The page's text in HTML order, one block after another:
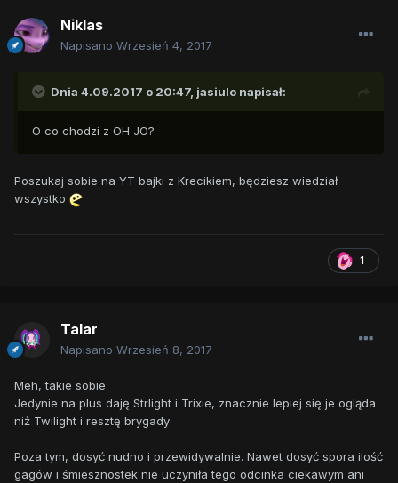
Niklas
Napisano Wrzesień 4, 2017
Dnia 4.09.2017 o 20:47, jasiulo napisał:
O co chodzi z OH JO?
Poszukaj sobie na YT bajki z Krecikiem, będziesz wiedział
wszystko
1
Talar
Napisano Wrzesień 8, 2017
Meh, takie sobie
Jedynie na plus daję Strlight i Trixie, znacznie lepiej się je ogląda
niż Twilight i resztę brygady
Poza tym, dosyć nudno i przewidywalnie. Nawet dosyć spora ilość
gagów i śmiesznostek nie uczyniła tego odcinka ciekawym ani